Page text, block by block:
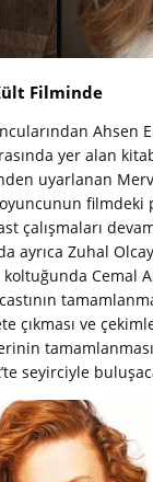
Filminde
Ahsen
yer alan
uyarlanan
filmdeki
çalışmaları
ayrıca Zuhal
Cemal
çıkması ve
seyirciyle